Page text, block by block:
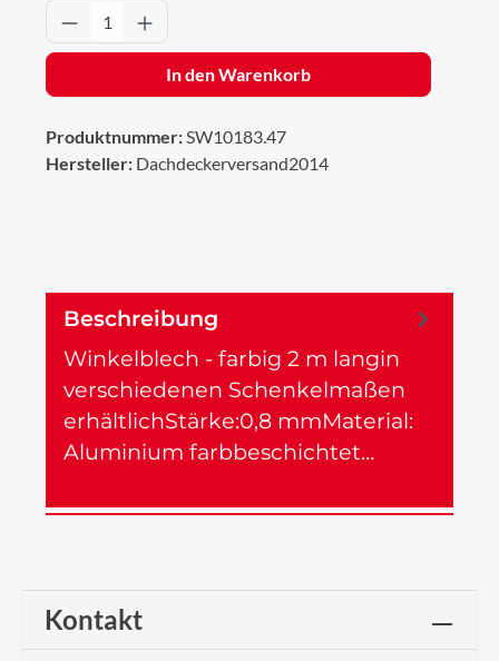
Produkt Anzahl: Gib den gewünschten
In den Warenkorb
Produktnummer:SW10183.47
Hersteller: Dachdeckerversand2014
Beschreibung
Winkelblech - farbig 2 m langin
verschiedenen Schenkelmaßen
erhältlichStärke:0,8 mmMaterial:
Aluminium farbbeschichtet…
Kontakt